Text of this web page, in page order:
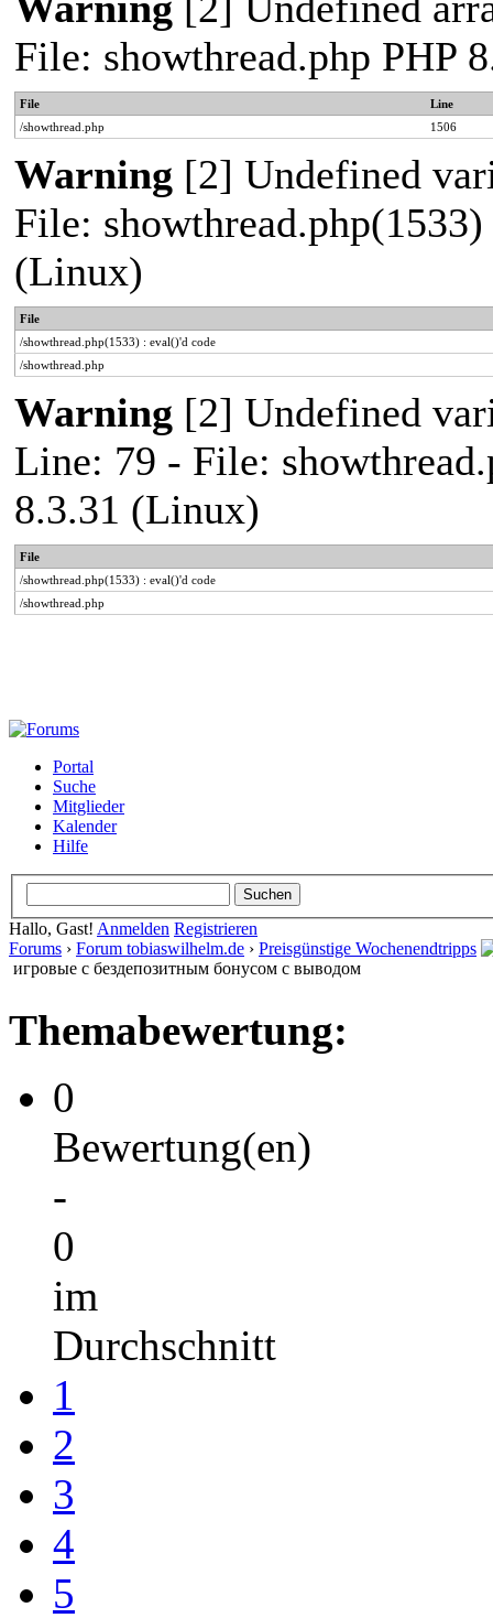
File: showthread.php PHP
File
Line
/showthread.php
1506
Warning [2] Undefined
File:
(Linux)
File
/showthread.php(1533) : eval()'d code
/showthread.php
Warning [2] Undefined
Line: 79 - File:
8.3.31 (Linux)
File
/showthread.php(1533) : eval()'d code
/showthread.php
Portal
Suche
Mitglieder
Kalender
Hilfe
Hallo, Gast! Anmelden Registrieren
Forums › Forum tobiaswilhelm.de › Preisgünstige Wochenendtripps
игровые с бездепозитным бонусом с выводом
Themabewertung:
0
Bewertung(en)
-
0
im
Durchschnitt
1
2
3
4
5